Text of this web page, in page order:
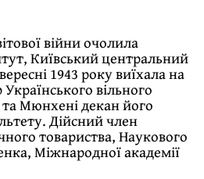
війни очолила
Київський центральний
1943 року виїхала на
вільного
та Мюнхені декан його
Дійсний член
товариства, Наукового
Міжнародної академії